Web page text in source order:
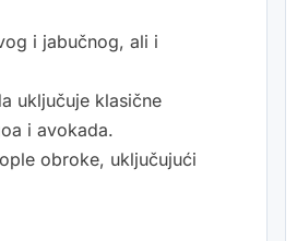
i jabučnog, ali i
uključuje klasične
i avokada.
obroke, uključujući